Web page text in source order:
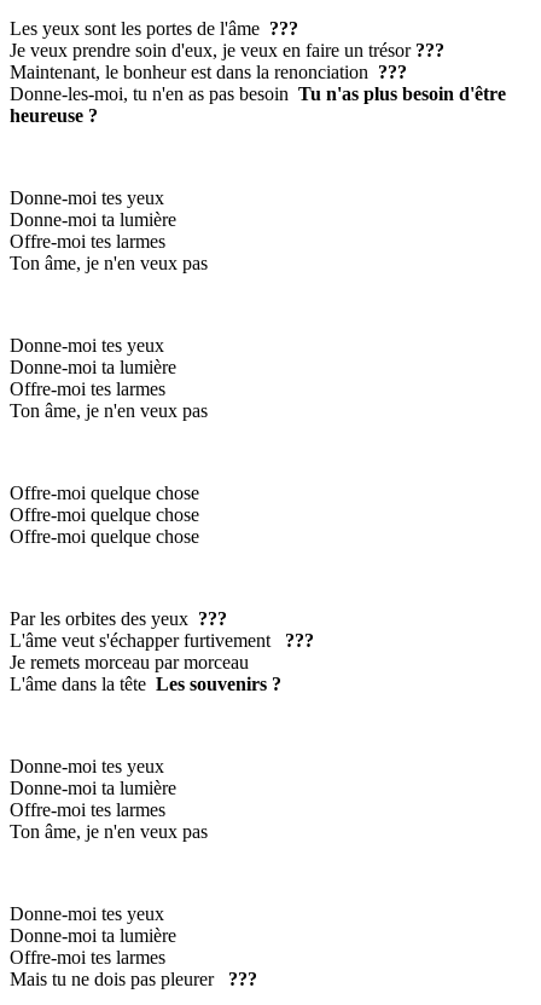
Les yeux sont les portes de l'âme ???
Je veux prendre soin d'eux, je veux en faire un trésor ???
Maintenant, le bonheur est dans la renonciation ???
Donne-les-moi, tu n'en as pas besoin Tu n'as plus besoin d'être
heureuse ?
Donne-moi tes yeux
Donne-moi ta lumière
Offre-moi tes larmes
Ton âme, je n'en veux pas
Donne-moi tes yeux
Donne-moi ta lumière
Offre-moi tes larmes
Ton âme, je n'en veux pas
Offre-moi quelque chose
Offre-moi quelque chose
Offre-moi quelque chose
Par les orbites des yeux ???
L'âme veut s'échapper furtivement ???
Je remets morceau par morceau
L'âme dans la tête Les souvenirs ?
Donne-moi tes yeux
Donne-moi ta lumière
Offre-moi tes larmes
Ton âme, je n'en veux pas
Donne-moi tes yeux
Donne-moi ta lumière
Offre-moi tes larmes
Mais tu ne dois pas pleurer ???